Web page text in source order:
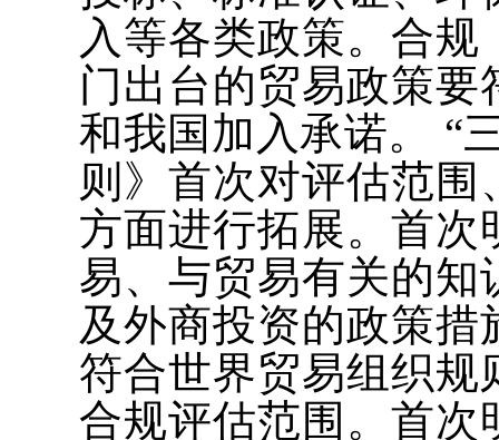
入等各类政策。合
门出台的贸易政策
和我国加入承诺。 “
则》首次对评估范
方面进行拓展。首次
易、与贸易有关的知
及外商投资的政策
符合世界贸易组织规
合规评估范围。首次